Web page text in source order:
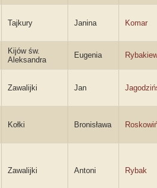
Tajkury Janina Komar
Kijów św.
Aleksandra
Eugenia
Zawalijki Jan
Kołki Bronisława
Zawalijki Antoni Rybak